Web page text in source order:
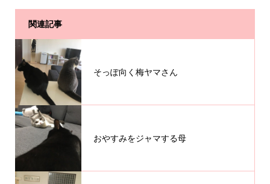
関連記事
そっぽ向く梅ヤマさん
おやすみをジャマする母